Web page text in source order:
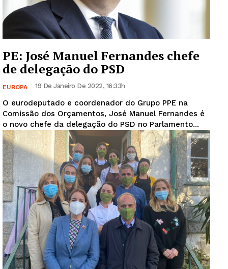
Guimarães, agora!
SUBSCREVA JÁ!
Institucional
Artigos
Edição Digital
Grande Entrevista
Publicidade
Quero ser Assinante
PE: José Manuel Fernandes chefe
de delegação do PSD
EUROPA 19 De Janeiro De 2022, 16:33h
O eurodeputado e coordenador do Grupo PPE na
Comissão dos Orçamentos, José Manuel Fernandes é
o novo chefe da delegação do PSD no Parlamento...